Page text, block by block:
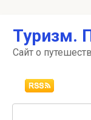
контенту
Туризм.
Сайт о